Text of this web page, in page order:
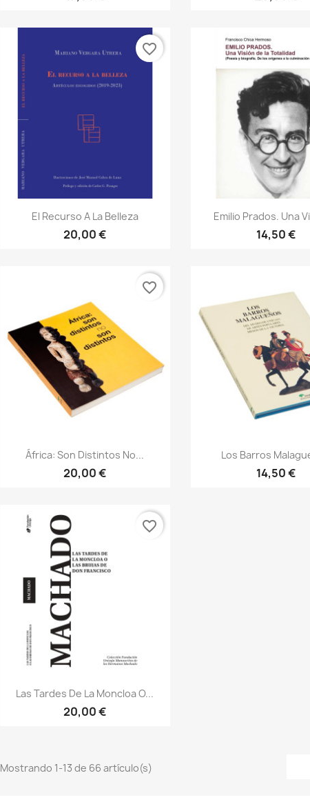
Vista rápida
El Recurso A La Belleza
20,00 €
favorite_border
Vista
Emilio Prados. Una
14,50 €
Vista rápida
África: Son Distintos No...
20,00 €
favorite_border
Vista
Los Barros
14,50 €
Vista rápida
Las Tardes De La Moncloa O...
20,00 €
favorite_border
Mostrando 1-13 de 66 artículo(s)